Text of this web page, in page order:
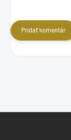
Pridať komentár